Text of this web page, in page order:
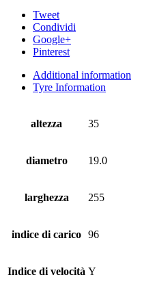
Tweet
Condividi
Google+
Pinterest
Additional information
Tyre Information
altezza 35
diametro 19.0
larghezza 255
indice di carico 96
Indice di velocità Y